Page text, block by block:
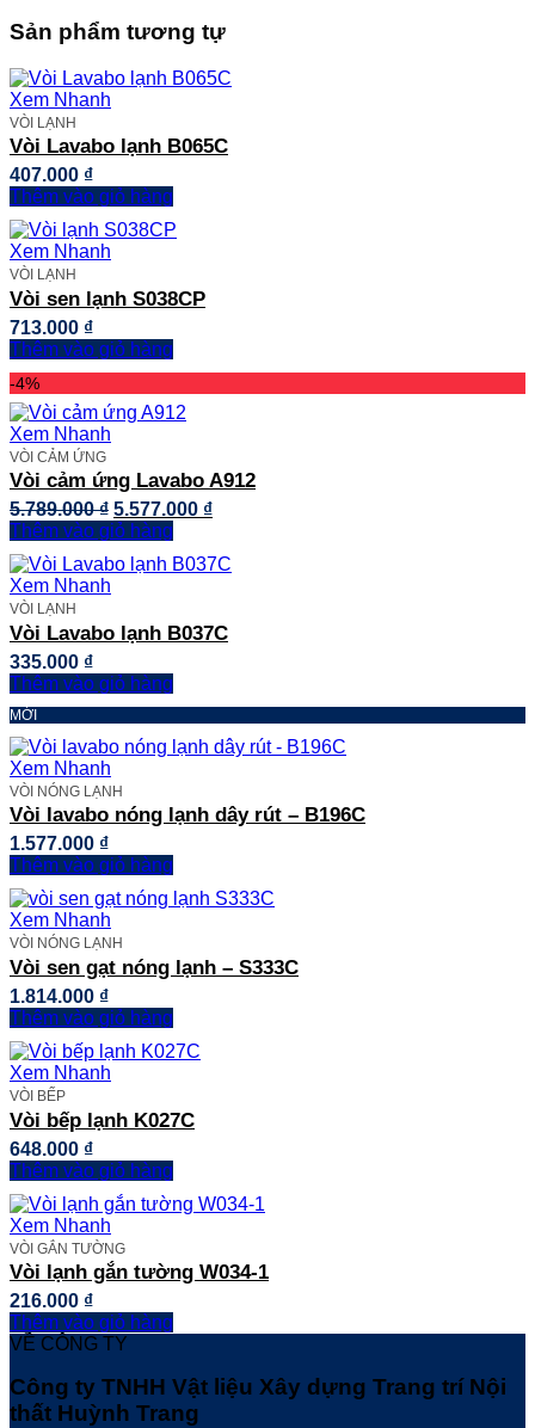
Sản phẩm tương tự
Xem Nhanh
VÒI LẠNH
Vòi Lavabo lạnh B065C
407.000 ₫
Thêm vào giỏ hàng
Xem Nhanh
VÒI LẠNH
Vòi sen lạnh S038CP
713.000 ₫
Thêm vào giỏ hàng
-4%
Xem Nhanh
VÒI CẢM ỨNG
Vòi cảm ứng Lavabo A912
5.789.000₫ Giá
gốc
5.789.000 ₫.
5.577.000 ₫Giá
là:
Thêm vào giỏ hàng
Xem Nhanh
VÒI LẠNH
Vòi Lavabo lạnh B037C
335.000 ₫
Thêm vào giỏ hàng
MỚI
Xem Nhanh
VÒI NÓNG LẠNH
Vòi lavabo nóng lạnh dây rút – B196C
1.577.000 ₫
Thêm vào giỏ hàng
Xem Nhanh
VÒI NÓNG LẠNH
Vòi sen gạt nóng lạnh – S333C
1.814.000 ₫
Thêm vào giỏ hàng
Xem Nhanh
VÒI BẾP
Vòi bếp lạnh K027C
648.000 ₫
Thêm vào giỏ hàng
Xem Nhanh
VÒI GẮN TƯỜNG
Vòi lạnh gắn tường W034-1
216.000 ₫
Thêm vào giỏ hàng
VỀ CÔNG TY
Công ty TNHH Vật liệu Xây dựng Trang trí Nội
thất Huỳnh Trang